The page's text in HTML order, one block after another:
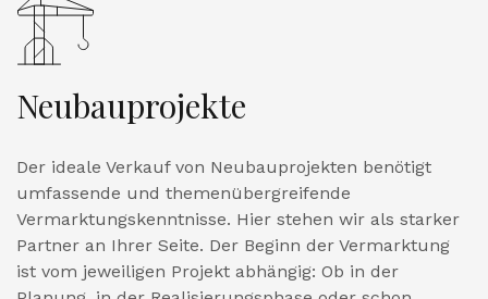
Neubauprojekte
Der ideale Verkauf von Neubauprojekten benötigt
umfassende und themenübergreifende
Vermarktungskenntnisse. Hier stehen wir als starker
Partner an Ihrer Seite. Der Beginn der Vermarktung
ist vom jeweiligen Projekt abhängig: Ob in der